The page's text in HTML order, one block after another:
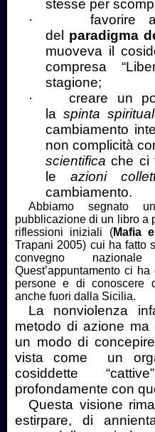
stesse per
·
favorire
del paradigma
muoveva il
compresa
stagione;
·
creare un
la spinta
cambiamento
non complicità
scientificache ci
leazioni
cambiamento.
Abbiamo segnato
pubblicazione di un libro a
riflessioni iniziali (Mafia
Trapani 2005) cui ha fatto
convegno
Quest’appuntamento ci
persone e di conoscere
anche fuori dalla Sicilia.
La nonviolenza
metodo di azione ma
un modo di
vista come un
cosiddette
profondamente con
Questa visione
estirpare, di